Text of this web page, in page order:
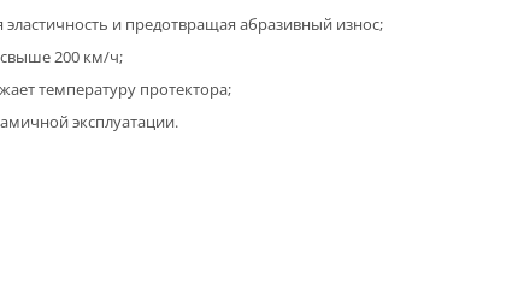
и предотвращая абразивный износ;
свыше 200 км/ч;
температуру протектора;
эксплуатации.